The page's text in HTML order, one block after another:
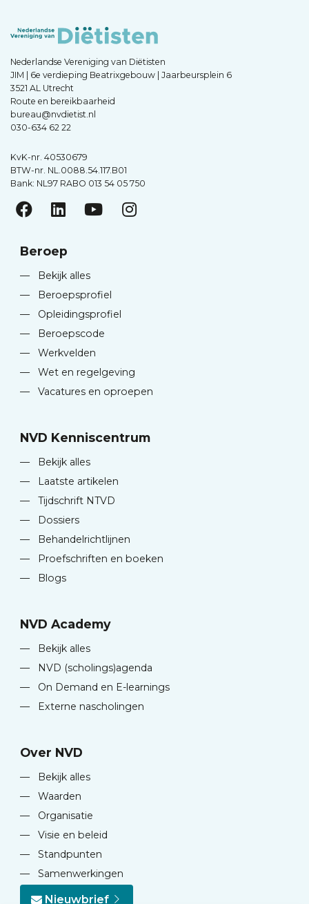
Nederlandse Vereniging van Diëtisten
JIM | 6e verdieping Beatrixgebouw | Jaarbeursplein 6
3521 AL Utrecht
Route en bereikbaarheid
bureau@nvdietist.nl
030-634 62 22
KvK-nr. 40530679
BTW-nr. NL.0088.54.117.B01
Bank: NL97 RABO 013 54 05 750
Beroep
—
Bekijk alles
—
Beroepsprofiel
—
Opleidingsprofiel
—
Beroepscode
—
Werkvelden
—
Wet en regelgeving
—
Vacatures en oproepen
NVD Kenniscentrum
—
Bekijk alles
—
Laatste artikelen
—
Tijdschrift NTVD
—
Dossiers
—
Behandelrichtlijnen
—
Proefschriften en boeken
—
Blogs
NVD Academy
—
Bekijk alles
—
NVD (scholings)agenda
—
On Demand en E-learnings
—
Externe nascholingen
Over NVD
—
Bekijk alles
—
Waarden
—
Organisatie
—
Visie en beleid
—
Standpunten
—
Samenwerkingen
Nieuwbrief